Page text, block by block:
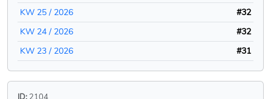
KW 25 / 2026
#32
KW 24 / 2026
#32
KW 23 / 2026
#31